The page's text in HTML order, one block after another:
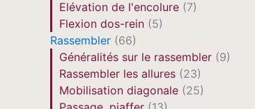
Elévation de l'encolure (7)
Flexion dos-rein (5)
Rassembler (66)
Généralités sur le rassembler (9)
Rassembler les allures (23)
Mobilisation diagonale (25)